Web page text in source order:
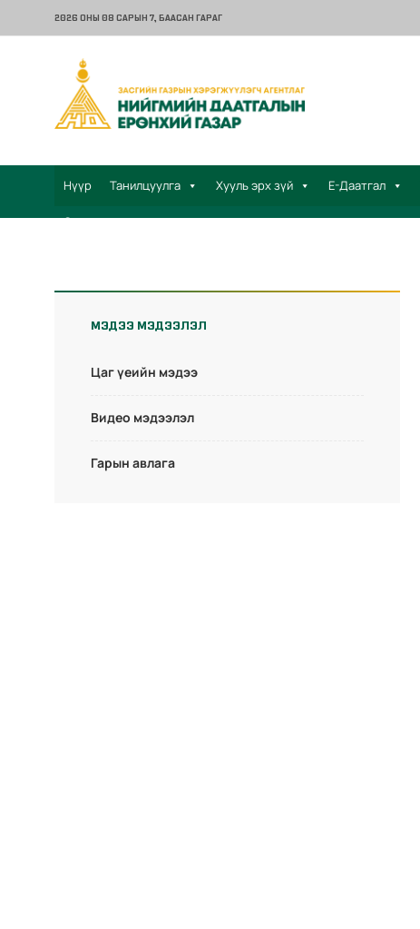
2026 ОНЫ 08 САРЫН 7, БААСАН ГАРАГ
Нүүр Танилцуулга Хууль эрх зүй Е-Даатгал
Санал хүсэлт
МЭДЭЭ МЭДЭЭЛЭЛ
Цаг үеийн мэдээ
Видео мэдээлэл
Гарын авлага